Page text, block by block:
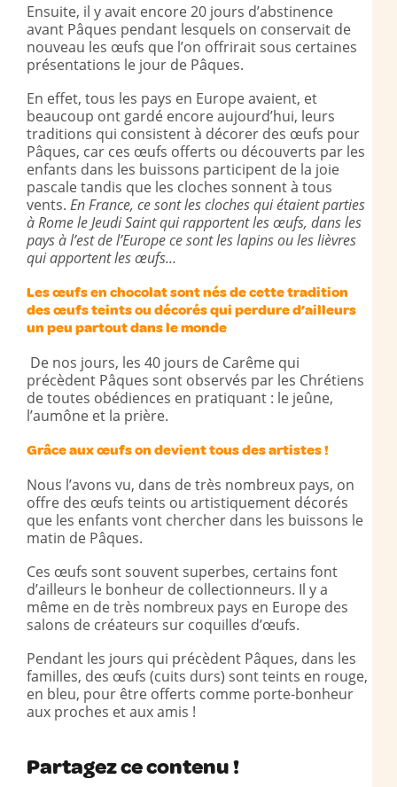
Ensuite, il y avait encore 20 jours d’abstinence
avant Pâques pendant lesquels on conservait de
nouveau les œufs que l’on offrirait sous certaines
présentations le jour de Pâques.
En effet, tous les pays en Europe avaient, et
beaucoup ont gardé encore aujourd’hui, leurs
traditions qui consistent à décorer des œufs pour
Pâques, car ces œufs offerts ou découverts par les
enfants dans les buissons participent de la joie
pascale tandis que les cloches sonnent à tous
vents. En France, ce sont les cloches qui étaient parties
à Rome le Jeudi Saint qui rapportent les œufs, dans les
pays à l’est de l’Europe ce sont les lapins ou les lièvres
qui apportent les œufs…
Les œufs en chocolat sont nés de cette tradition
des œufs teints ou décorés qui perdure d’ailleurs
un peu partout dans le monde
De nos jours, les 40 jours de Carême qui
précèdent Pâques sont observés par les Chrétiens
de toutes obédiences en pratiquant : le jeûne,
l’aumône et la prière.
Grâce aux œufs on devient tous des artistes !
Nous l’avons vu, dans de très nombreux pays, on
offre des œufs teints ou artistiquement décorés
que les enfants vont chercher dans les buissons le
matin de Pâques.
Ces œufs sont souvent superbes, certains font
d’ailleurs le bonheur de collectionneurs. Il y a
même en de très nombreux pays en Europe des
salons de créateurs sur coquilles d’œufs.
Pendant les jours qui précèdent Pâques, dans les
familles, des œufs (cuits durs) sont teints en rouge,
en bleu, pour être offerts comme porte-bonheur
aux proches et aux amis !
Partagez ce contenu !